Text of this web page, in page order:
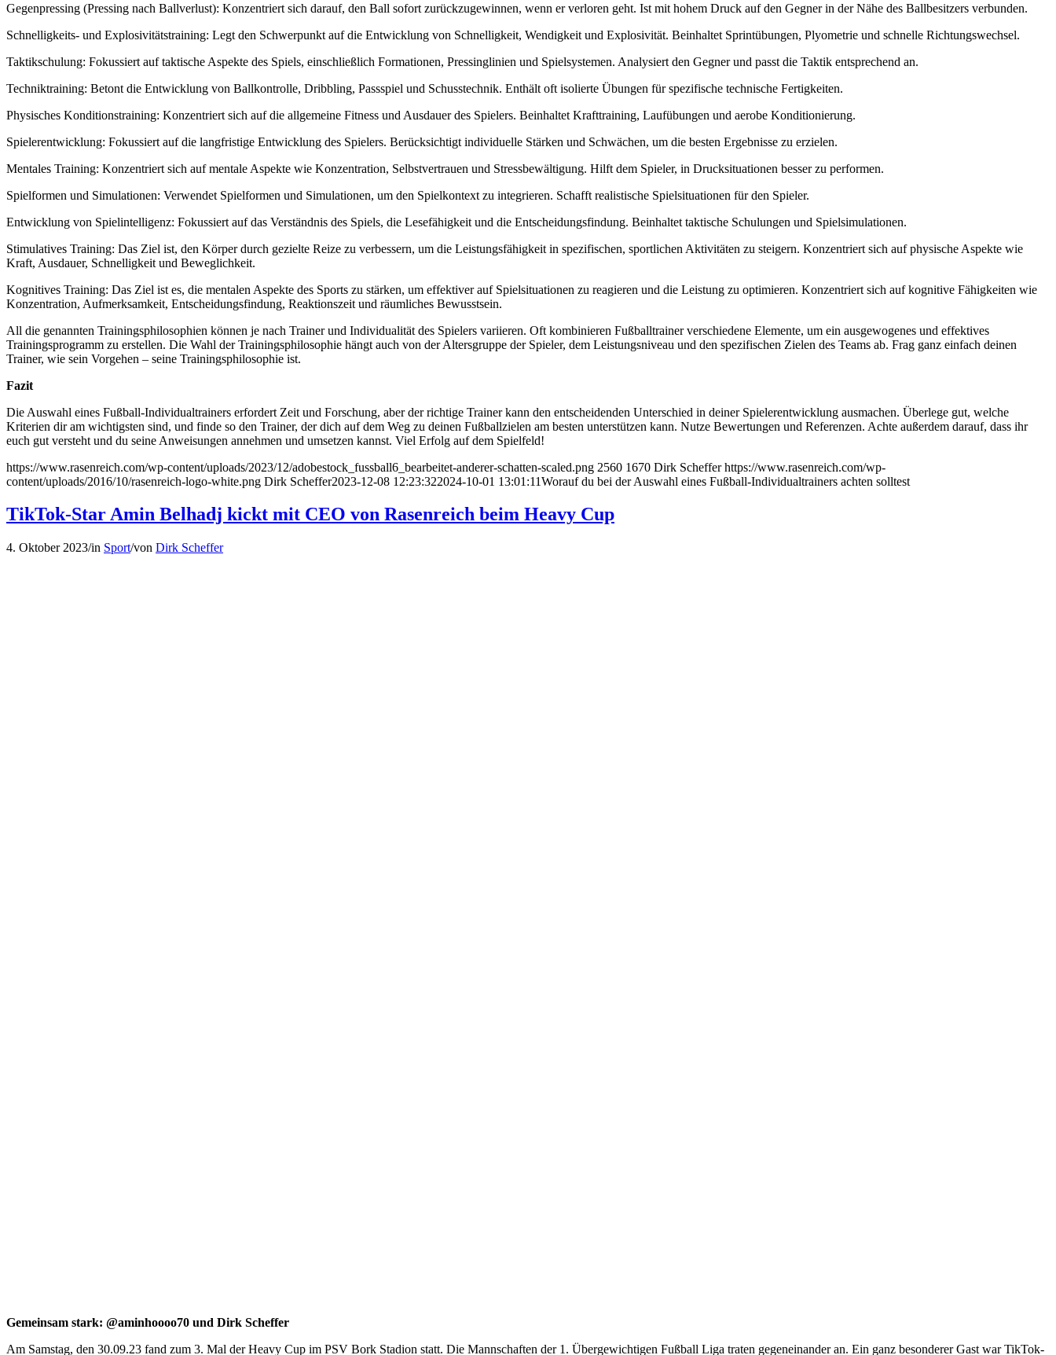
Gegenpressing (Pressing nach Ballverlust): Konzentriert sich darauf, den Ball sofort zurückzugewinnen, wenn er verloren geht. Ist mit hohem Druck auf den Gegner in der Nähe des Ballbesitzers verbunden.
Schnelligkeits- und Explosivitätstraining: Legt den Schwerpunkt auf die Entwicklung von Schnelligkeit, Wendigkeit und Explosivität. Beinhaltet Sprintübungen, Plyometrie und schnelle Richtungswechsel.
Taktikschulung: Fokussiert auf taktische Aspekte des Spiels, einschließlich Formationen, Pressinglinien und Spielsystemen. Analysiert den Gegner und passt die Taktik entsprechend an.
Techniktraining: Betont die Entwicklung von Ballkontrolle, Dribbling, Passspiel und Schusstechnik. Enthält oft isolierte Übungen für spezifische technische Fertigkeiten.
Physisches Konditionstraining: Konzentriert sich auf die allgemeine Fitness und Ausdauer des Spielers. Beinhaltet Krafttraining, Laufübungen und aerobe Konditionierung.
Spielerentwicklung: Fokussiert auf die langfristige Entwicklung des Spielers. Berücksichtigt individuelle Stärken und Schwächen, um die besten Ergebnisse zu erzielen.
Mentales Training: Konzentriert sich auf mentale Aspekte wie Konzentration, Selbstvertrauen und Stressbewältigung. Hilft dem Spieler, in Drucksituationen besser zu performen.
Spielformen und Simulationen: Verwendet Spielformen und Simulationen, um den Spielkontext zu integrieren. Schafft realistische Spielsituationen für den Spieler.
Entwicklung von Spielintelligenz: Fokussiert auf das Verständnis des Spiels, die Lesefähigkeit und die Entscheidungsfindung. Beinhaltet taktische Schulungen und Spielsimulationen.
Stimulatives Training: Das Ziel ist, den Körper durch gezielte Reize zu verbessern, um die Leistungsfähigkeit in spezifischen, sportlichen Aktivitäten zu steigern. Konzentriert sich auf physische Aspekte wie
Kraft, Ausdauer, Schnelligkeit und Beweglichkeit.
Kognitives Training: Das Ziel ist es, die mentalen Aspekte des Sports zu stärken, um effektiver auf Spielsituationen zu reagieren und die Leistung zu optimieren. Konzentriert sich auf kognitive Fähigkeiten wie
Konzentration, Aufmerksamkeit, Entscheidungsfindung, Reaktionszeit und räumliches Bewusstsein.
All die genannten Trainingsphilosophien können je nach Trainer und Individualität des Spielers variieren. Oft kombinieren Fußballtrainer verschiedene Elemente, um ein ausgewogenes und effektives
Trainingsprogramm zu erstellen. Die Wahl der Trainingsphilosophie hängt auch von der Altersgruppe der Spieler, dem Leistungsniveau und den spezifischen Zielen des Teams ab. Frag ganz einfach deinen
Trainer, wie sein Vorgehen – seine Trainingsphilosophie ist.
Fazit
Die Auswahl eines Fußball-Individualtrainers erfordert Zeit und Forschung, aber der richtige Trainer kann den entscheidenden Unterschied in deiner Spielerentwicklung ausmachen. Überlege gut, welche
Kriterien dir am wichtigsten sind, und finde so den Trainer, der dich auf dem Weg zu deinen Fußballzielen am besten unterstützen kann. Nutze Bewertungen und Referenzen. Achte außerdem darauf, dass ihr
euch gut versteht und du seine Anweisungen annehmen und umsetzen kannst. Viel Erfolg auf dem Spielfeld!
https://www.rasenreich.com/wp-content/uploads/2023/12/adobestock_fussball6_bearbeitet-anderer-schatten-scaled.png 2560 1670 Dirk Scheffer https://www.rasenreich.com/wp-
content/uploads/2016/10/rasenreich-logo-white.png Dirk Scheffer2023-12-08 12:23:322024-10-01 13:01:11Worauf du bei der Auswahl eines Fußball-Individualtrainers achten solltest
TikTok-Star Amin Belhadj kickt mit CEO von Rasenreich beim Heavy Cup
4. Oktober 2023/in Sport/von Dirk Scheffer
Gemeinsam stark: @aminhoooo70 und Dirk Scheffer
Am Samstag, den 30.09.23 fand zum 3. Mal der Heavy Cup im PSV Bork Stadion statt. Die Mannschaften der 1. Übergewichtigen Fußball Liga traten gegeneinander an. Ein ganz besonderer Gast war TikTok-